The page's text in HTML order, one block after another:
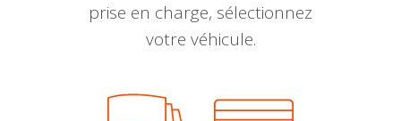
prise en charge, sélectionnez
votre véhicule.